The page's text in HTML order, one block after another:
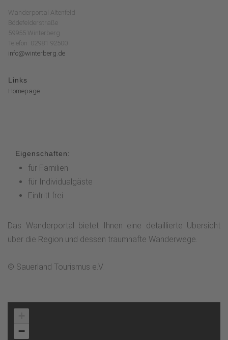
Wanderportal Altenfeld
Bödefelderstraße
59955 Winterberg
Telefon: 02981 92500
info@winterberg.de
Links
Homepage
Eigenschaften:
für Familien
für Individualgäste
Eintritt frei
Das Wanderportal bietet Ihnen eine detaillierte Übersicht
über die Region und dessen traumhafte Wanderwege.
© Sauerland Tourismus e.V.
−